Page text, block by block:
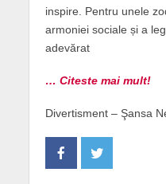
inspire. Pentru unele
armoniei sociale și a
adevărat
… Citeste mai mult!
Divertisment – Şansa